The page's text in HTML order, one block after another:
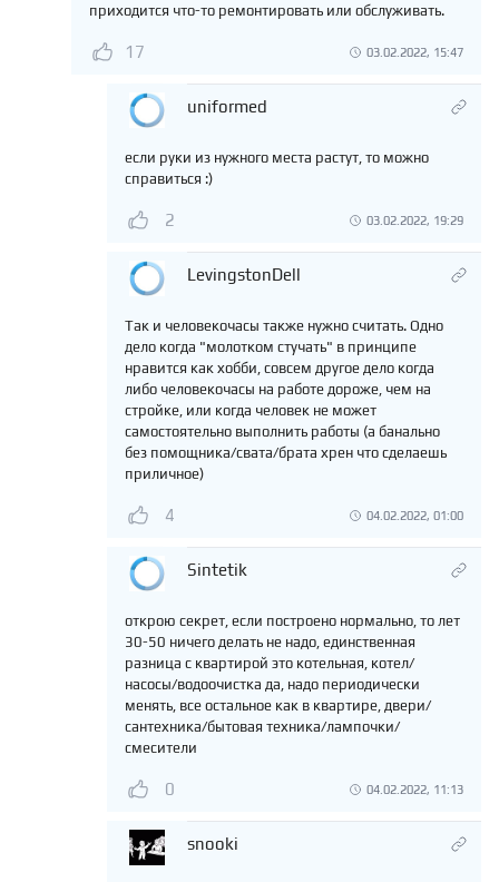
приходится что-то ремонтировать или обслуживать.
17 03.02.2022, 15:47
uniformed
если руки из нужного места растут, то можно
справиться :)
2 03.02.2022, 19:29
LevingstonDell
Так и человекочасы также нужно считать. Одно
дело когда "молотком стучать" в принципе
нравится как хобби, совсем другое дело когда
либо человекочасы на работе дороже, чем на
стройке, или когда человек не может
самостоятельно выполнить работы (а банально
без помощника/свата/брата хрен что сделаешь
приличное)
4 04.02.2022, 01:00
Sintetik
открою секрет, если построено нормально, то лет
30-50 ничего делать не надо, единственная
разница с квартирой это котельная, котел/
насосы/водоочистка да, надо периодически
менять, все остальное как в квартире, двери/
сантехника/бытовая техника/лампочки/
смесители
0 04.02.2022, 11:13
snooki